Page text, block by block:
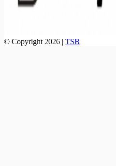
© Copyright 2026 | TSB